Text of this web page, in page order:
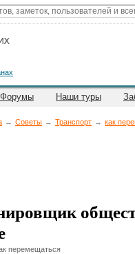
Форумы Наши туры
→ Советы → Транспорт → как
перемещаться